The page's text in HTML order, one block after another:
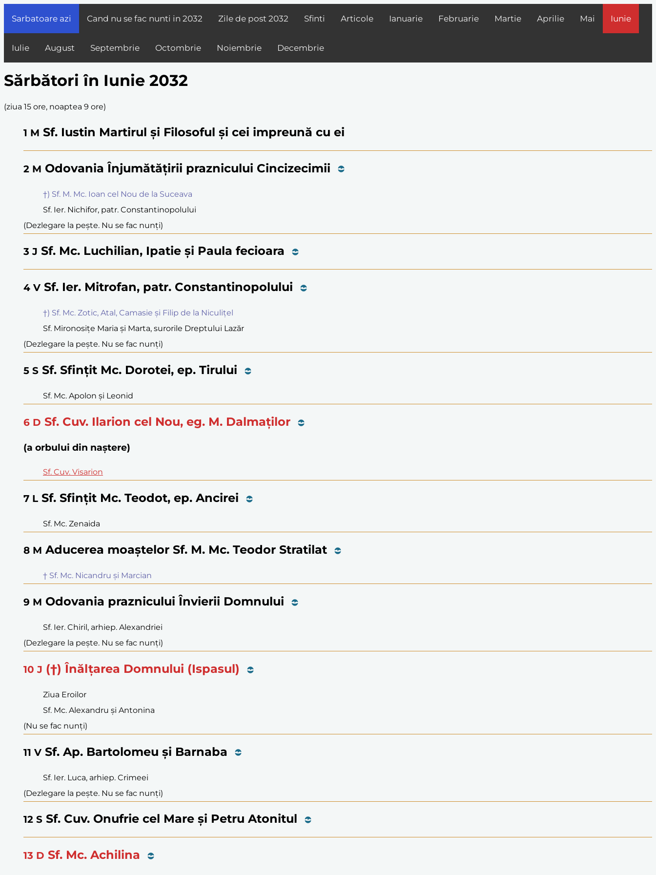
Sarbatoare azi Cand nu se fac nunti in 2032 Zile de post 2032 Sfinti Articole Ianuarie Februarie Martie Aprilie Mai Iunie
Iulie August Septembrie Octombrie Noiembrie Decembrie
Sărbători în Iunie 2032
(ziua 15 ore, noaptea 9 ore)
1 M Sf. Iustin Martirul și Filosoful și cei impreună cu ei
2 M Odovania Înjumătățirii praznicului Cincizecimii
†) Sf. M. Mc. Ioan cel Nou de la Suceava
Sf. Ier. Nichifor, patr. Constantinopolului
(Dezlegare la pește. Nu se fac nunți)
3 J Sf. Mc. Luchilian, Ipatie și Paula fecioara
4 V Sf. Ier. Mitrofan, patr. Constantinopolului
†) Sf. Mc. Zotic, Atal, Camasie și Filip de la Niculițel
Sf. Mironosițe Maria și Marta, surorile Dreptului Lazăr
(Dezlegare la pește. Nu se fac nunți)
5 S Sf. Sfințit Mc. Dorotei, ep. Tirului
Sf. Mc. Apolon și Leonid
6 D Sf. Cuv. Ilarion cel Nou, eg. M. Dalmaților
(a orbului din naștere)
Sf. Cuv. Visarion
7 L Sf. Sfințit Mc. Teodot, ep. Ancirei
Sf. Mc. Zenaida
8 M Aducerea moaștelor Sf. M. Mc. Teodor Stratilat
† Sf. Mc. Nicandru și Marcian
9 M Odovania praznicului Învierii Domnului
Sf. Ier. Chiril, arhiep. Alexandriei
(Dezlegare la pește. Nu se fac nunți)
10 J (†) Înălțarea Domnului (Ispasul)
Ziua Eroilor
Sf. Mc. Alexandru și Antonina
(Nu se fac nunți)
11 V Sf. Ap. Bartolomeu și Barnaba
Sf. Ier. Luca, arhiep. Crimeei
(Dezlegare la pește. Nu se fac nunți)
12 S Sf. Cuv. Onufrie cel Mare și Petru Atonitul
13 D Sf. Mc. Achilina